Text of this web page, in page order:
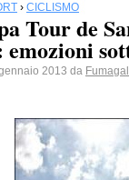
› CICLISMO
Tour de
2013 da